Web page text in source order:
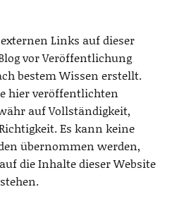
Links auf dieser
vor Veröffentlichung
bestem Wissen erstellt.
hier veröffentlichten
auf Vollständigkeit,
Es kann keine
übernommen werden,
die Inhalte dieser Website